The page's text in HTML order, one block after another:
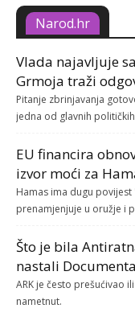
Narod.hr
Vlada najavljuje
Grmoja traži
Pitanje zbrinjavanja
jedna od glavnih
EU financira
izvor moći za
Hamas ima dugu
prenamjenjuje u oružje i
Što je bila
nastali
ARK je često prešućivao
nametnut.